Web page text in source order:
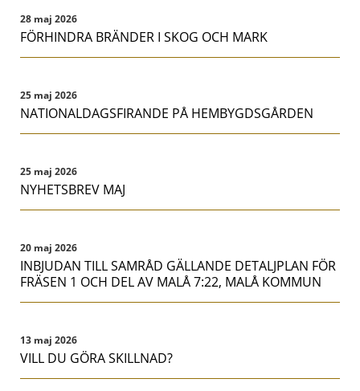
28 maj 2026
FÖRHINDRA BRÄNDER I SKOG OCH MARK
25 maj 2026
NATIONALDAGSFIRANDE PÅ HEMBYGDSGÅRDEN
25 maj 2026
NYHETSBREV MAJ
20 maj 2026
INBJUDAN TILL SAMRÅD GÄLLANDE DETALJPLAN FÖR
FRÄSEN 1 OCH DEL AV MALÅ 7:22, MALÅ KOMMUN
13 maj 2026
VILL DU GÖRA SKILLNAD?